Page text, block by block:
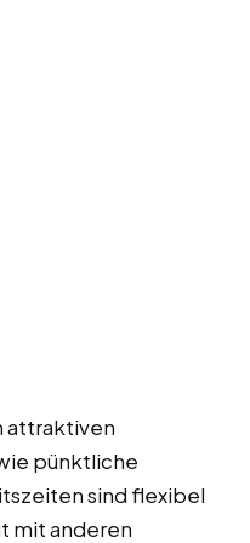
attraktiven
pünktliche
sind flexibel
mit anderen